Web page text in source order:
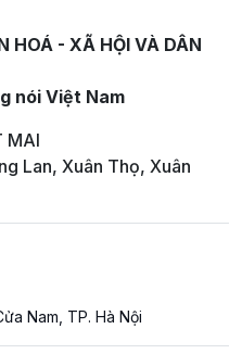
HOÁ - XÃ HỘI VÀ DÂN
nói Việt Nam
MAI
Lan, Xuân Thọ, Xuân
Nam, TP. Hà Nội